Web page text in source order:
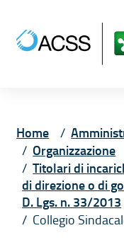
Home
Organizzazione
Titolari di
di direzione o di
D. Lgs. n. 33/2013
Collegio